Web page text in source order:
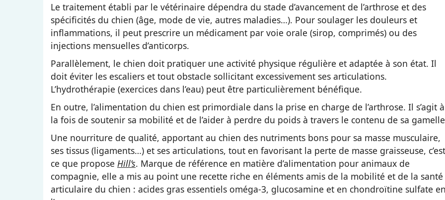
Le traitement établi par le vétérinaire dépendra du stade d’avancement de l’arthrose et des
spécificités du chien (âge, mode de vie, autres maladies…). Pour soulager les douleurs et
inflammations, il peut prescrire un médicament par voie orale (sirop, comprimés) ou des
injections mensuelles d’anticorps.
Parallèlement, le chien doit pratiquer une activité physique régulière et adaptée à son état. Il
doit éviter les escaliers et tout obstacle sollicitant excessivement ses articulations.
L’hydrothérapie (exercices dans l’eau) peut être particulièrement bénéfique.
En outre, l’alimentation du chien est primordiale dans la prise en charge de l’arthrose. Il s’agit à
la fois de soutenir sa mobilité et de l’aider à perdre du poids à travers le contenu de sa
Une nourriture de qualité, apportant au chien des nutriments bons pour sa masse musculaire,
ses tissus (ligaments…) et ses articulations, tout en favorisant la perte de masse graisseuse, c’est
ce que propose Hill’s. Marque de référence en matière d’alimentation pour animaux de
compagnie, elle a mis au point une recette riche en éléments amis de la mobilité et de la santé
articulaire du chien : acides gras essentiels oméga-3, glucosamine et en chondroïtine sulfate